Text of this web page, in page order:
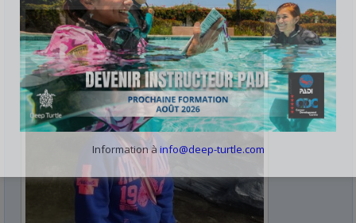
Information à info@deep-turtle.com